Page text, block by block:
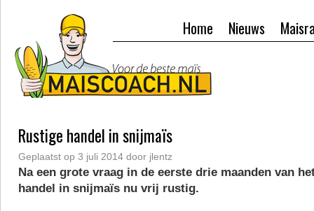
Nieuws
Home
Rustige handel in snijmaïs
Geplaatst op 3 juli 2014 door jlentz
Na een grote vraag in de eerste drie maanden van
handel in snijmaïs nu vrij rustig.